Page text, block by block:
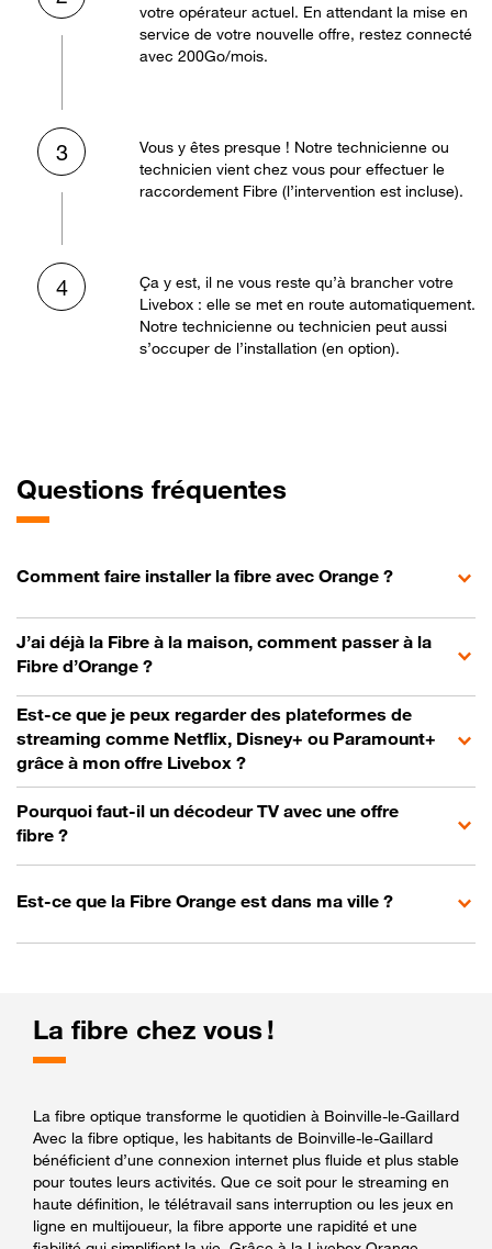
votre opérateur actuel. En attendant la mise en
service de votre nouvelle offre, restez connecté
avec 200Go/mois.
3
Vous y êtes presque ! Notre technicienne ou
technicien vient chez vous pour effectuer le
raccordement Fibre (l’intervention est incluse).
4
Ça y est, il ne vous reste qu’à brancher votre
Livebox : elle se met en route automatiquement.
Notre technicienne ou technicien peut aussi
s’occuper de l’installation (en option).
Questions fréquentes
Comment faire installer la fibre avec Orange ?
J’ai déjà la Fibre à la maison, comment passer à la
Fibre d’Orange ?
Est-ce que je peux regarder des plateformes de
streaming comme Netflix, Disney+ ou Paramount+
grâce à mon offre Livebox ?
Pourquoi faut-il un décodeur TV avec une offre
fibre ?
Est-ce que la Fibre Orange est dans ma ville ?
La fibre chez vous !
La fibre optique transforme le quotidien à Boinville-le-Gaillard
Avec la fibre optique, les habitants de Boinville-le-Gaillard
bénéficient d’une connexion internet plus fluide et plus stable
pour toutes leurs activités. Que ce soit pour le streaming en
haute définition, le télétravail sans interruption ou les jeux en
ligne en multijoueur, la fibre apporte une rapidité et une